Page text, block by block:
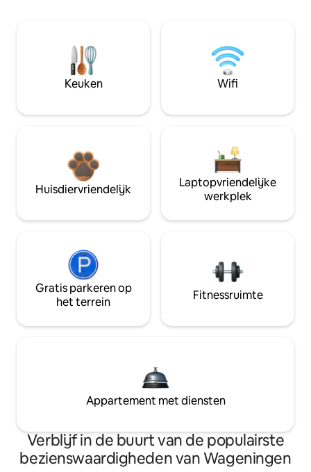
Keuken Wifi
Huisdiervriendelijk
Laptopvriendelijke
werkplek
Gratis parkeren op
het terrein
Fitnessruimte
Appartement met diensten
Verblijf in de buurt van de populairste
bezienswaardigheden van Wageningen